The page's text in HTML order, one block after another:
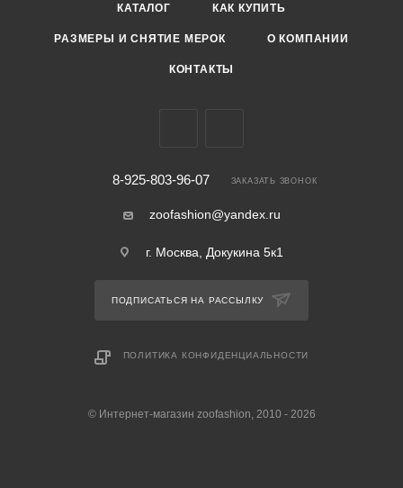
КАТАЛОГ КАК КУПИТЬ
РАЗМЕРЫ И СНЯТИЕ МЕРОК О КОМПАНИИ
КОНТАКТЫ
8-925-803-96-07 ЗАКАЗАТЬ ЗВОНОК
zoofashion@yandex.ru
г. Москва, Докукина 5к1
ПОДПИСАТЬСЯ НА РАССЫЛКУ
ПОЛИТИКА КОНФИДЕНЦИАЛЬНОСТИ
© Интернет-магазин zoofashion, 2010 - 2026